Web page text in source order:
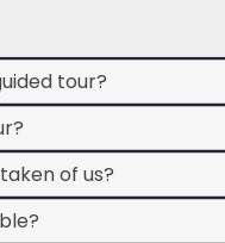
tour?
of us?